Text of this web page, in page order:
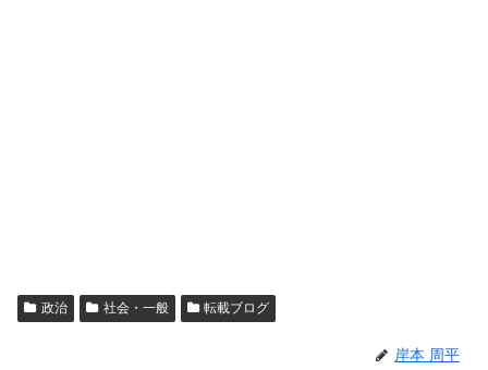
政治 社会・一般 転載ブログ
岸本 周平